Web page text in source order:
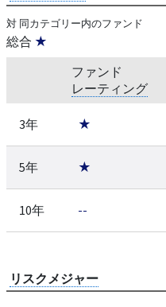
対 同カテゴリー内のファンド
総合 ★
ファンド
レーティング
3年 ★
5年 ★
10年 --
リスクメジャー